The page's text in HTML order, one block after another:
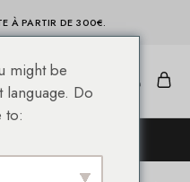
À PARTIR DE 300€.
EXTENSIONS DE
might be
language. Do
to: